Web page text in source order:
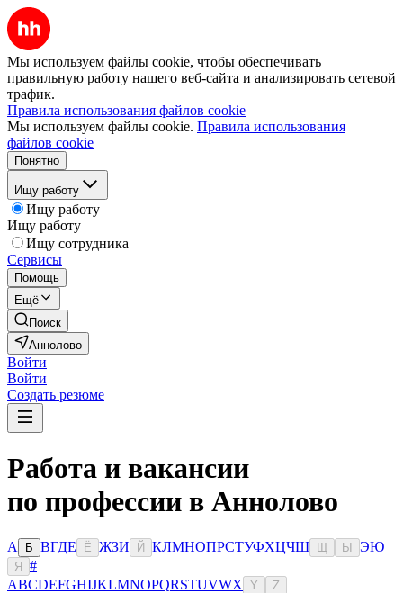
Мы используем файлы cookie, чтобы обеспечивать
правильную работу нашего веб-сайта и анализировать сетевой
трафик.
Правила использования файлов cookie
Мы используем файлы cookie. Правила использования
файлов cookie
Понятно
Ищу работу
Ищу работу
Ищу работу
Ищу сотрудника
Сервисы
Помощь
Ещё
Поиск
Аннолово
Войти
Войти
Создать резюме
Работа и вакансии
по профессии в Аннолово
А Б ВГДЕ Ё ЖЗИ Й КЛМНОПРСТУФХЦЧШ Ы ЭЮ
Я
#
ABCDEFGHIJKLMNOPQRSTUVWX Y Z